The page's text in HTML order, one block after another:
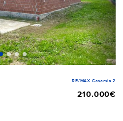
RE/MAX Casamia 2
210.000€